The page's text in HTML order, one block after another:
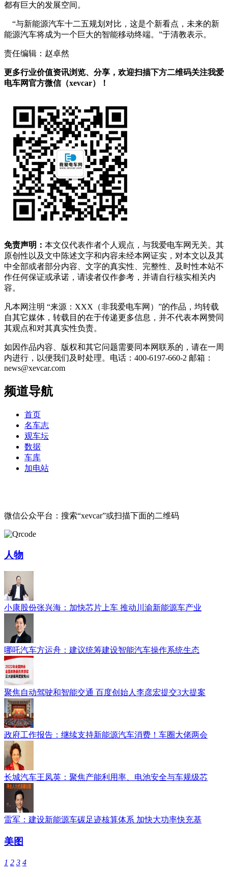
都有巨大的发展空间。
“与新能源汽车十二五规划对比，这是个新看点，未来的新
能源汽车将成为一个巨大的智能移动终端。”于清教表示。
责任编辑：赵卓然
更多行业价值资讯浏览、分享，欢迎扫描下方二维码关注我爱
电车网官方微信（xevcar）！
免责声明： 本文仅代表作者个人观点，与我爱电车网无关。其
原创性以及文中陈述文字和内容未经本网证实，对本文以及其
中全部或者部分内容、文字的真实性、完整性、及时性本站不
作任何保证或承诺，请读者仅作参考，并请自行核实相关内
容。
凡本网注明 “来源：XXX（非我爱电车网）”的作品，均转载
自其它媒体，转载目的在于传递更多信息，并不代表本网赞同
其观点和对其真实性负责。
如因作品内容、版权和其它问题需要同本网联系的，请在一周
内进行，以便我们及时处理。电话：400-6197-660-2 邮箱：
news@xevcar.com
频道导航
首页
名车志
观车坛
数据
车库
加电站
微信公众平台：搜索“xevcar”或扫描下面的二维码
人物
小康股份张兴海：加快芯片上车 推动川渝新能源车产业
哪吒汽车方运舟：建议统筹建设智能汽车操作系统生态
聚焦自动驾驶和智能交通 百度创始人李彦宏提交3大提案
政府工作报告：继续支持新能源汽车消费！车圈大佬两会
长城汽车王凤英：聚焦产能利用率、电池安全与车规级芯
雷军：建设新能源车碳足迹核算体系 加快大功率快充基
美图
1 2 3 4